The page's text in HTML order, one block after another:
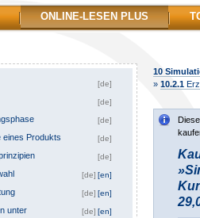
10
» 10.2.1
[de]
[de]
[de]
eines Produkts [de]
[de]
[en]
[de]
[en]
[de]
unter
[en]
[de]
ONLINE-LESEN PLUS